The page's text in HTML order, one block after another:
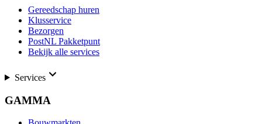
Gereedschap huren
Klusservice
Bezorgen
PostNL Pakketpunt
Bekijk alle services
Services
GAMMA